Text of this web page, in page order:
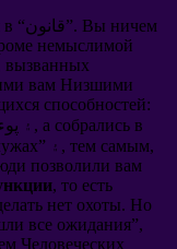
в “قانون”. Вы ничем
немыслимой
вызванных
вам Низшими
способностей:
, ۽ پوء تي, а собрались в
” ۽, тем самым,
позволили вам
, то есть
нет охоты. Но
все ожидания”,
Человеческих